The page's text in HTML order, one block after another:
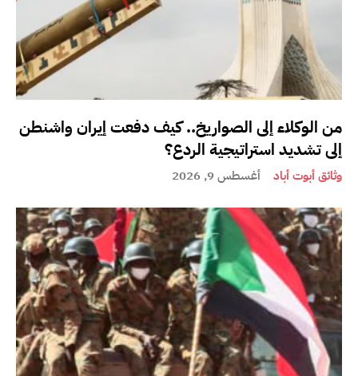
من الوكلاء إلى الصواريخ.. كيف دفعت إيران واشنطن
إلى تشديد استراتيجية الردع؟
وثائق أبوت أباد أغسطس 9, 2026